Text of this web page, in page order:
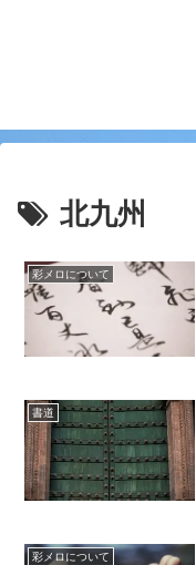
北九州
彩メロについて
書道
彩メロについて